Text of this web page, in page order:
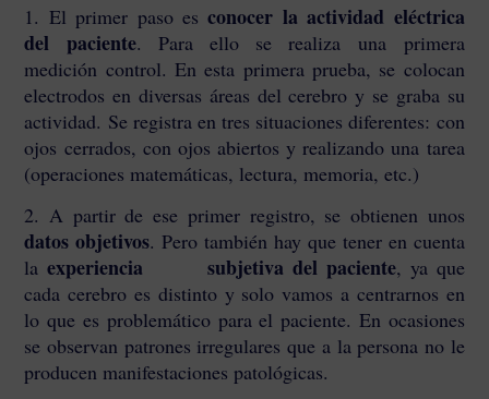
1. El primer paso esconocer la actividad eléctrica
del paciente. Para ello se realiza una primera
medición control. En esta primera prueba, se colocan
electrodos en diversas áreas del cerebro y se graba su
actividad. Se registra en tres situaciones diferentes: con
ojos cerrados, con ojos abiertos y realizando una tarea
(operaciones matemáticas, lectura, memoria, etc.)
2. A partir de ese primer registro, se obtienen unos
datos objetivos. Pero también hay que tener en cuenta
laexperiencia subjetiva del paciente, ya que
cada cerebro es distinto y solo vamos a centrarnos en
lo que es problemático para el paciente. En ocasiones
se observan patrones irregulares que a la persona no le
producen manifestaciones patológicas.